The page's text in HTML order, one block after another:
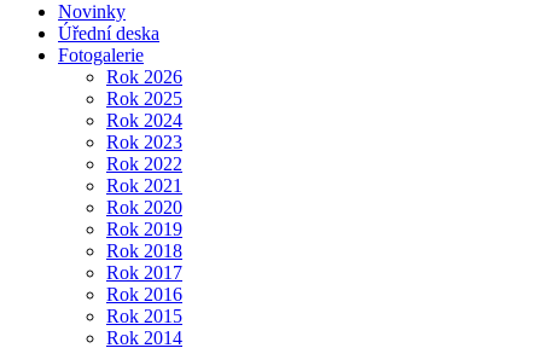
Novinky
Úřední deska
Fotogalerie
Rok 2026
Rok 2025
Rok 2024
Rok 2023
Rok 2022
Rok 2021
Rok 2020
Rok 2019
Rok 2018
Rok 2017
Rok 2016
Rok 2015
Rok 2014